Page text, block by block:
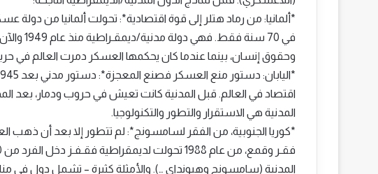
*ألمانيا: من رماد هتلر إلى قوة اقتصادية*: تحولت ألمانيا من دولة
وحقوق إنسان، بينما عندما كان يحكمها العسكر دمرت العالم في
اقتصاد في العالم. قبل المدنية كانت تعيش في حروب ودمار، بعد
المدنية هي الاستقرار والتطور والتكنولوجيا.
المدنية (سامسونج وهيونداي …). والأمثلة كثيرة – تشمل دول في